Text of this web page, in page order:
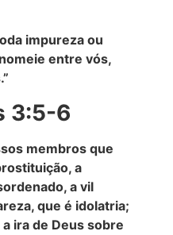
impureza ou
entre vós,
3:5-6
membros que
a
a vil
que é idolatria;
ira de Deus sobre